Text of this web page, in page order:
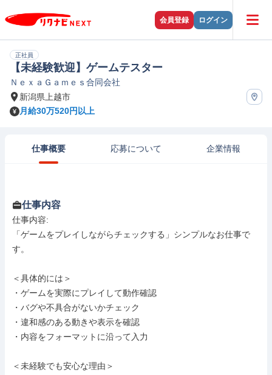
会員登録 ログイン
正社員
【未経験歓迎】ゲームテスター
ＮｅｘａＧａｍｅｓ合同会社
新潟県上越市
月給30万520円以上
仕事概要 応募について 企業情報
仕事内容
仕事内容:
「ゲームをプレイしながらチェックする」シンプルなお仕事で
す。
＜具体的には＞
・ゲームを実際にプレイして動作確認
・バグや不具合がないかチェック
・違和感のある動きや表示を確認
・内容をフォーマットに沿って入力
＜未経験でも安心な理由＞